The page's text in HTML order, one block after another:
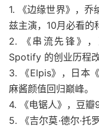
1. 《边缘世界》，乔
兹主演，10月必看的
2. 《串流先锋》
Spotify 的创业历程
3. 《Elpis》，日本
麻酱颜值回归巅峰。
4. 《电锯人》，豆瓣
5. 《吉尔莫·德尔·托